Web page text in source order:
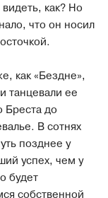
как? Но
что он носил
как «Бездне»,
танцевали ее
Бреста до
В сотнях
позднее у
успех, чем у
будет
собственной